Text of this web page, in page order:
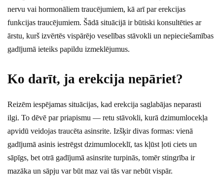
nervu vai hormonāliem traucējumiem, kā arī par erekcijas
funkcijas traucējumiem. Šādā situācijā ir būtiski konsultēties ar
ārstu, kurš izvērtēs vispārējo veselības stāvokli un nepieciešamības
gadījumā ieteiks papildu izmeklējumus.
Ko darīt, ja erekcija nepāriet?
Reizēm iespējamas situācijas, kad erekcija saglabājas neparasti
ilgi. To dēvē par priapismu — retu stāvokli, kurā dzimumlocekļa
apvidū veidojas traucēta asinsrite. Izšķir divas formas: vienā
gadījumā asinis iestrēgst dzimumloceklī, tas kļūst ļoti ciets un
sāpīgs, bet otrā gadījumā asinsrite turpinās, tomēr stingrība ir
mazāka un sāpju var būt maz vai tās var nebūt vispār.